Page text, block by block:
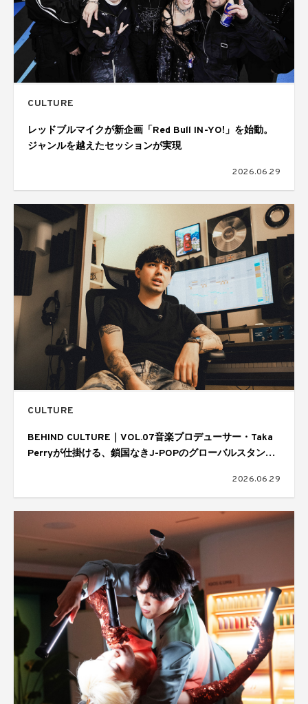
CULTURE
レッドブルマイクが新企画「Red Bull IN-YO!」を始動。
ジャンルを越えたセッションが実現
2026.06.29
CULTURE
BEHIND CULTURE｜VOL.07音楽プロデューサー・Taka
Perryが仕掛ける、鎖国なきJ-POPのグローバルスタンダ
2026.06.29